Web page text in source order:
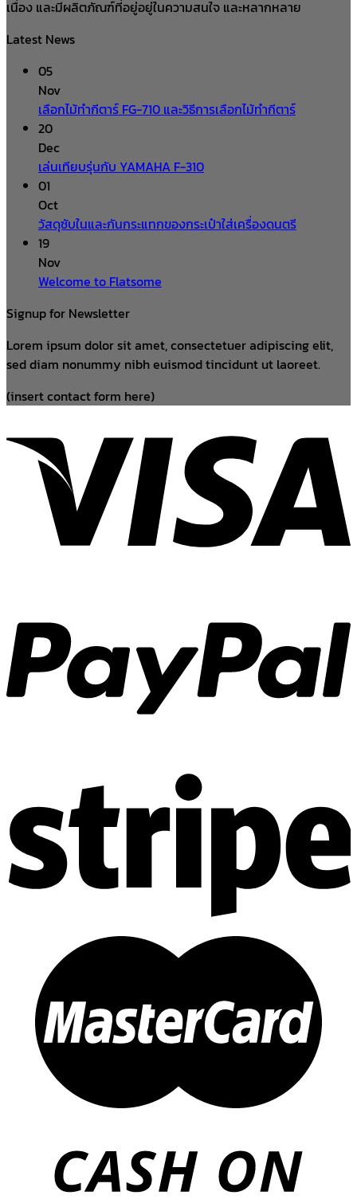
เนื่อง และมีผลิตภัณฑ์ที่อยู่อยู่ในความสนใจ และหลากหลาย
Latest News
05
Nov
เลือกไม้ทำกีตาร์ FG-710 และวิธีการเลือกไม้ทำกีตาร์
20
Dec
เล่นเทียบรุ่นกับ YAMAHA F-310
01
Oct
วัสดุซับในและกันกระแทกของกระเป๋าใส่เครื่องดนตรี
19
Nov
Welcome to Flatsome
Signup for Newsletter
Lorem ipsum dolor sit amet, consectetuer adipiscing elit,
sed diam nonummy nibh euismod tincidunt ut laoreet.
(insert contact form here)